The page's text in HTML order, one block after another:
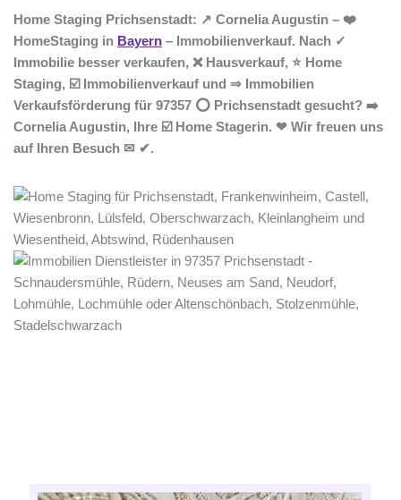
Home Staging Prichsenstadt: ↗️ Cornelia Augustin – ❤️
HomeStaging in Bayern – Immobilienverkauf. Nach ✓
Immobilie besser verkaufen, ❌ Hausverkauf, ⭐ Home
Staging, ☑️ Immobilienverkauf und ⇒ Immobilien
Verkaufsförderung für 97357 ⭕ Prichsenstadt gesucht? ➡️
Cornelia Augustin, Ihre ☑️ Home Stagerin. ❤ Wir freuen uns
auf Ihren Besuch ✉ ✔.